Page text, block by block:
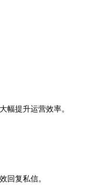
幅提升运营效率。
回复私信。